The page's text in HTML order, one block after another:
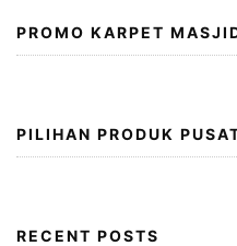
PROMO KARPET
PILIHAN PRODUK
RECENT POSTS